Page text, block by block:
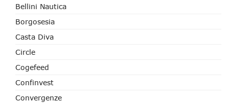
Bellini Nautica
Borgosesia
Casta Diva
Circle
Cogefeed
Confinvest
Convergenze